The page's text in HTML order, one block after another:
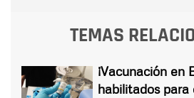
TEMAS
¡Vacunación en
habilitados para